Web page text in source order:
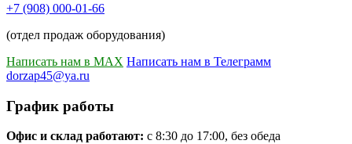
+7 (908) 000-01-66
(отдел продаж оборудования)
Написать нам в MAX Написать нам в Телеграмм
dorzap45@ya.ru
График работы
Офис и склад работают: с 8:30 до 17:00, без обеда